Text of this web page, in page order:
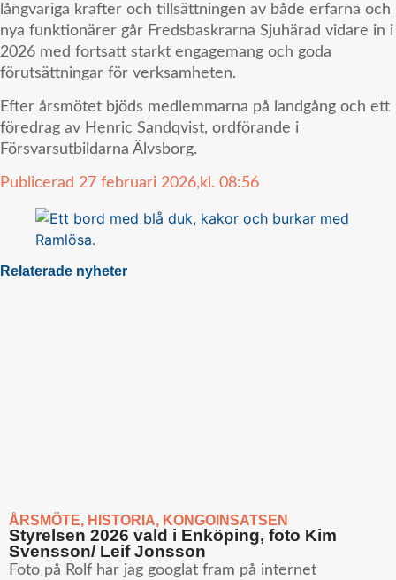
långvariga krafter och tillsättningen av både erfarna och
nya funktionärer går Fredsbaskrarna Sjuhärad vidare in i
2026 med fortsatt starkt engagemang och goda
förutsättningar för verksamheten.
Efter årsmötet bjöds medlemmarna på landgång och ett
föredrag av Henric Sandqvist, ordförande i
Försvarsutbildarna Älvsborg.
Publicerad 27 februari 2026, kl. 08:56
Relaterade nyheter
ÅRSMÖTE, HISTORIA, KONGOINSATSEN
Styrelsen 2026 vald i Enköping, foto Kim
Svensson/ Leif Jonsson
Foto på Rolf har jag googlat fram på internet